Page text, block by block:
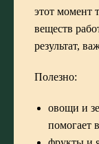
этот момент
веществ
результат,
Полезно:
овощи и
помогает